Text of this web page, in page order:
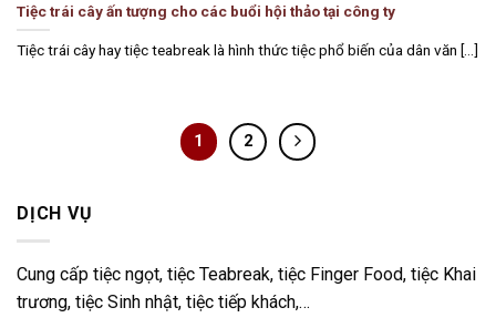
Tiệc trái cây ấn tượng cho các buổi hội thảo tại công ty
Tiệc trái cây hay tiệc teabreak là hình thức tiệc phổ biến của dân văn [...]
1 2
DỊCH VỤ
Cung cấp tiệc ngọt, tiệc Teabreak, tiệc Finger Food, tiệc Khai
trương, tiệc Sinh nhật, tiệc tiếp khách,…